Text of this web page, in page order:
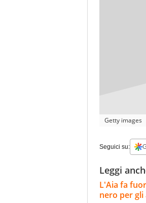
Getty images
Seguici su:
Leggi
L'Aia fa
nero per